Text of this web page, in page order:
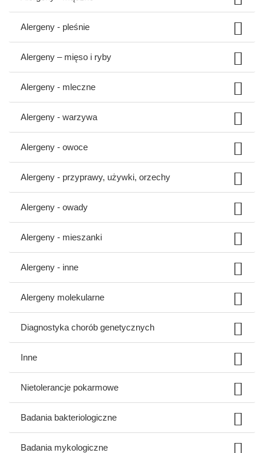
Alergeny - pleśnie
Alergeny – mięso i ryby
Alergeny - mleczne
Alergeny - warzywa
Alergeny - owoce
Alergeny - przyprawy, używki, orzechy
Alergeny - owady
Alergeny - mieszanki
Alergeny - inne
Alergeny molekularne
Diagnostyka chorób genetycznych
Inne
Nietolerancje pokarmowe
Badania bakteriologiczne
Badania mykologiczne